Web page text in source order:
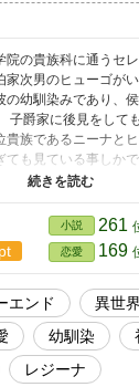
の貴族科に通うセ
家次男のヒューゴが
の幼馴染みであり、
爵家に後見をして
貴族であるニーナと
ても見ている事しか
セレスはヒューゴと
強請られてしまう。
ひと事でチケットを
帰る事になる。日が
分からずに迷子にな
けてくれたのが、帝
ウィンだった。 ※作
細かな設定やストー
をお願い致します。
すが、公開すべきで
小説 261
恋愛 169
エンド 異世界
幼馴染
レジーナ